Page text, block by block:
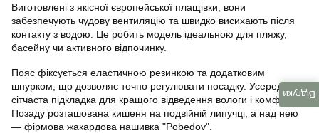
Виготовлені з якісної європейської плащівки, вони
забезпечують чудову вентиляцію та швидко висихають після
контакту з водою. Це робить модель ідеальною для пляжу,
басейну чи активного відпочинку.
Пояс фіксується еластичною резинкою та додатковим
шнурком, що дозволяє точно регулювати посадку. Усередині є
сітчаста підкладка для кращого відведення вологи і комфорту.
Позаду розташована кишеня на подвійній липучці, а над нею
— фірмова жакардова нашивка "Pobedov".
Відгуки